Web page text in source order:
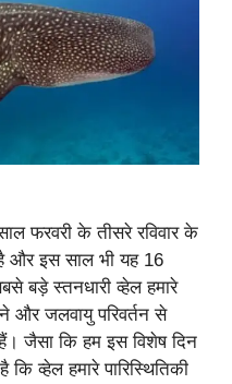
फरवरी के तीसरे रविवार के
है और इस साल भी यह 16
बड़े स्तनधारी व्हेल हमारे
और जलवायु परिवर्तन से
जैसा कि हम इस विशेष दिन
व्हेल हमारे पारिस्थितिकी